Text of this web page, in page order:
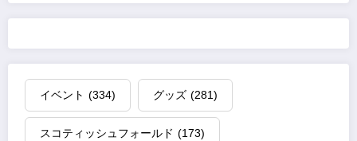
イベント (334) グッズ (281)
スコティッシュフォールド (173)